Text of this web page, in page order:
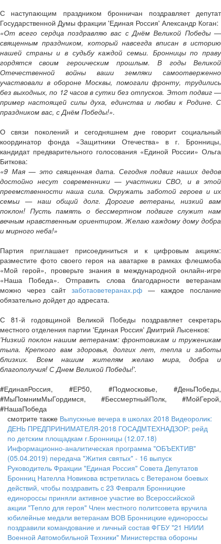
С наступающим праздником бронничан поздравляет депутат
Государственной Думы фракции 'Единая Россия' Александр Коган:
«От всего сердца поздравляю вас с Днём Великой Победы —
священным праздником, который навсегда вписан в историю
нашей страны и в судьбу каждой семьи. Бронницы по праву
гордятся своим героическим прошлым. В годы Великой
Отечественной войны ваши земляки самоотверженно
участвовали в обороне Москвы, помогали фронту, трудились
без выходных, по 12 часов в сутки без отпусков. Этот подвиг —
пример настоящей силы духа, единства и любви к Родине. С
праздником вас, с Днём Победы!».
О связи поколений и сегодняшнем дне говорит социальный
координатор фонда «Защитники Отечества» в г. Бронницы,
кандидат предварительного голосования «Единой России» Ольга
Биткова:
«9 Мая — это священная дата. Сегодня подвиг наших дедов
достойно несут современники — участники СВО, и в этой
преемственности наша сила. Окружать заботой героев и их
семьи — наш общий долг. Дорогие ветераны, низкий вам
поклон! Пусть память о бессмертном подвиге служит нам
вечным нравственным ориентиром. Желаю каждому дому добра
и мирного неба!»
Партия приглашает присоединиться и к цифровым акциям:
разместите фото своего героя на аватарке в рамках флешмоба
«Мой герой», проверьте знания в международной онлайн-игре
«Наша Победа». Отправить слова благодарности ветеранам
можно через сайтзаботаоветеранах.рф — каждое послание
обязательно дойдет до адресата.
С 81-й годовщиной Великой Победы поздравляет секретарь
местного отделения партии 'Единая Россия' Дмитрий Лысенков:
'Низкий поклон нашим ветеранам: фронтовикам и труженикам
тыла. Крепкого вам здоровья, долгих лет, тепла и заботы
близких. Всем нашим жителям желаю мира, добра и
благополучия! С Днем Великой Победы!'.
#ЕдинаяРоссия, #ЕР50, #Подмосковье, #ДеньПобеды,
#МыПомнимМыГордимся, #БессмертныйПолк, #МойГерой,
#НашаПобеда
смотрите также Выпускные вечера в школах 2018 Видеоролик:
ДЕНЬ ПРЕДПРИНИМАТЕЛЯ-2018 ГОСАДМТЕХНАДЗОР: рейд
по детским площадкам г.Бронницы (12.07.18)
Информационно-аналитическая программа "ОБЪЕКТИВ"
(05.04.2019) передача "Жития святых" - 16 выпуск
Руководитель Фракции "Единая Россия" Совета Депутатов
Бронниц Нателла Новикова встретилась с Ветераном боевых
действий, чтобы поздравить с 23 Февраля Бронницкие
единороссы приняли активное участие во Всероссийской
акции "Тепло для героя" Член местного политсовета вручила
юбилейные медали ветеранам ВОВ Бронницкие единороссы
поздравили командование и личный состав ФГБУ "21 НИИИ
Военной Автомобильной Техники" Министерства обороны